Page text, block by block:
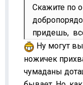
Скажите по
придешь,
Ну могут
ножичек
чумаданы